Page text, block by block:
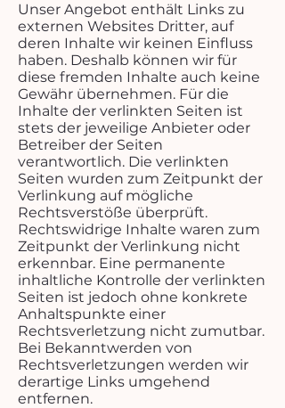
Unser Angebot enthält Links zu
externen Websites Dritter, auf
deren Inhalte wir keinen Einfluss
haben. Deshalb können wir für
diese fremden Inhalte auch keine
Gewähr übernehmen. Für die
Inhalte der verlinkten Seiten ist
stets der jeweilige Anbieter oder
Betreiber der Seiten
verantwortlich. Die verlinkten
Seiten wurden zum Zeitpunkt der
Verlinkung auf mögliche
Rechtsverstöße überprüft.
Rechtswidrige Inhalte waren zum
Zeitpunkt der Verlinkung nicht
erkennbar. Eine permanente
inhaltliche Kontrolle der verlinkten
Seiten ist jedoch ohne konkrete
Anhaltspunkte einer
Rechtsverletzung nicht zumutbar.
Bei Bekanntwerden von
Rechtsverletzungen werden wir
derartige Links umgehend
entfernen.